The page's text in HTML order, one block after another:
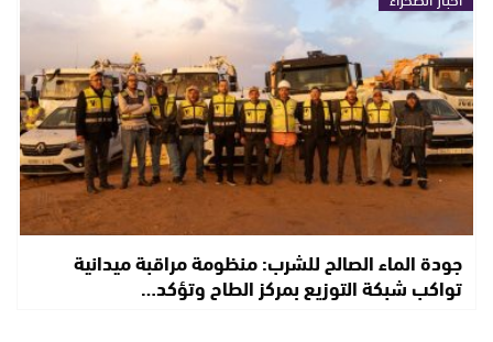
جودة الماء الصالح للشرب: منظومة مراقبة ميدانية
تواكب شبكة التوزيع بمركز الطاح وتؤكد…